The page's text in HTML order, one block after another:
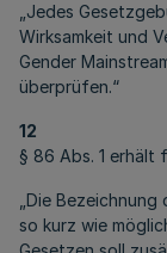
„Jedes
Wirksamkeit und
Gender
überprüfen.“
12
§ 86 Abs. 1 erhält
„Die
so kurz wie